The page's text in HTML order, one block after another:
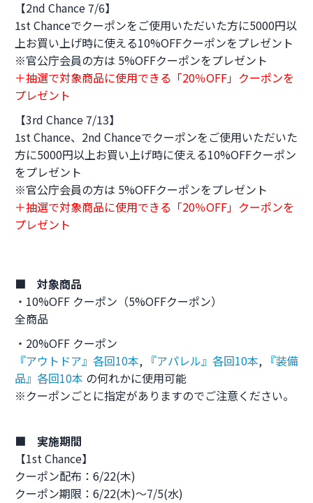
【2nd Chance 7/6】
1st Chanceでクーポンをご使用いただいた方に5000円以
上お買い上げ時に使える10%OFFクーポンをプレゼント
※官公庁会員の方は 5%OFFクーポンをプレゼント
＋抽選で対象商品に使用できる「20％OFF」クーポンを
プレゼント
【3rd Chance 7/13】
1st Chance、2nd Chanceでクーポンをご使用いただいた
方に5000円以上お買い上げ時に使える10%OFFクーポン
をプレゼント
※官公庁会員の方は 5%OFFクーポンをプレゼント
＋抽選で対象商品に使用できる「20％OFF」クーポンを
プレゼント
■ 対象商品
・10%OFF クーポン（5%OFFクーポン）
全商品
・20%OFF クーポン
『アウトドア』各回10本, 『アパレル』各回10本, 『装備
品』各回10本 の何れかに使用可能
※クーポンごとに指定がありますのでご注意ください。
■ 実施期間
【1st Chance】
クーポン配布：6/22(木)
クーポン期限：6/22(木)～7/5(水)